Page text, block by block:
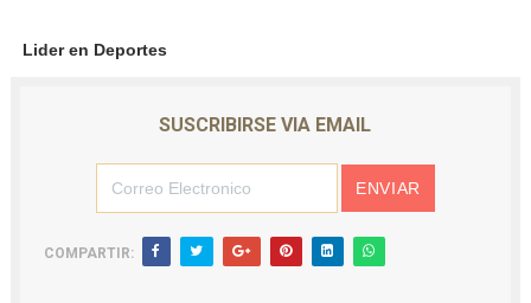
Lider en Deportes
SUSCRIBIRSE VIA EMAIL
COMPARTIR: